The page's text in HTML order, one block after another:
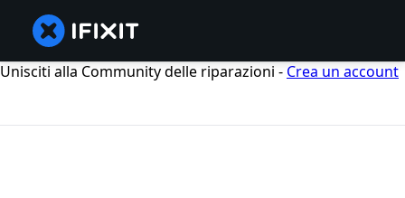
Unisciti alla Community delle riparazioni - Crea un account